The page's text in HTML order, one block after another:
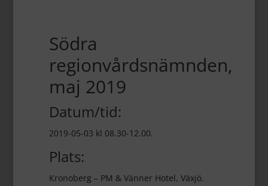
Södra
regionvårdsnämnden,
maj 2019
Datum/tid:
2019-05-03 kl 08.30-12.00.
Plats:
Kronoberg – PM & Vänner Hotel, Växjö.